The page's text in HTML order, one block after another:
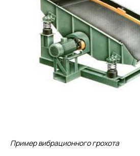
Пример вибрационного грохота